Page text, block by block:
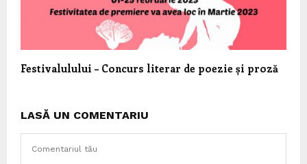
Festivalulului – Concurs literar de poezie și proză
LASĂ UN COMENTARIU